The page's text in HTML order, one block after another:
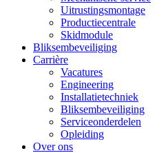
Uitrustingsmontage
Productiecentrale
Skidmodule
Bliksembeveiliging
Carrière
Vacatures
Engineering
Installatietechniek
Bliksembeveiliging
Serviceonderdelen
Opleiding
Over ons